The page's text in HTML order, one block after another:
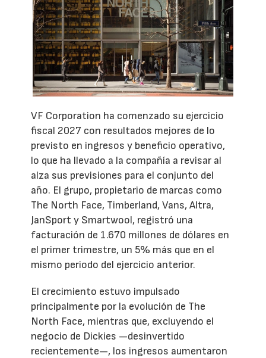
VF Corporation ha comenzado su ejercicio
fiscal 2027 con resultados mejores de lo
previsto en ingresos y beneficio operativo,
lo que ha llevado a la compañía a revisar al
alza sus previsiones para el conjunto del
año. El grupo, propietario de marcas como
The North Face, Timberland, Vans, Altra,
JanSport y Smartwool, registró una
facturación de 1.670 millones de dólares en
el primer trimestre, un 5% más que en el
mismo periodo del ejercicio anterior.
El crecimiento estuvo impulsado
principalmente por la evolución de The
North Face, mientras que, excluyendo el
negocio de Dickies —desinvertido
recientemente—, los ingresos aumentaron